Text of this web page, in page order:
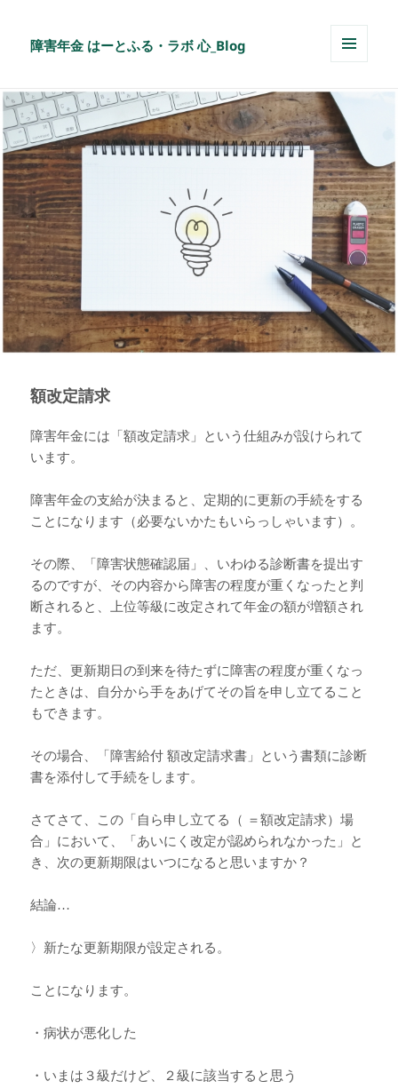
障害年金 はーとふる・ラボ 心_Blog
ィジェ
ット
額改定請求
障害年金には「額改定請求」という仕組みが設けられて
います。
障害年金の支給が決まると、定期的に更新の手続をする
ことになります（必要ないかたもいらっしゃいます）。
その際、「障害状態確認届」、いわゆる診断書を提出す
るのですが、その内容から障害の程度が重くなったと判
断されると、上位等級に改定されて年金の額が増額され
ます。
ただ、更新期日の到来を待たずに障害の程度が重くなっ
たときは、自分から手をあげてその旨を申し立てること
もできます。
その場合、「障害給付 額改定請求書」という書類に診断
書を添付して手続をします。
さてさて、この「自ら申し立てる（ ＝額改定請求）場
合」において、「あいにく改定が認められなかった」と
き、次の更新期限はいつになると思いますか？
結論…
〉新たな更新期限が設定される。
ことになります。
・病状が悪化した
・いまは３級だけど、２級に該当すると思う